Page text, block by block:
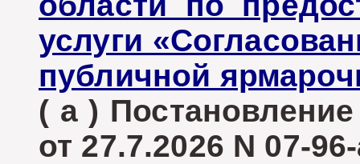
услуги
публичной
( а )
от 27.7.2026 N 07-